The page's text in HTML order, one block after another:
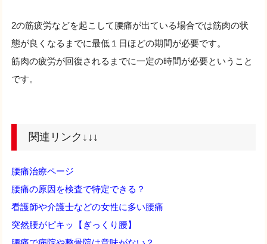
2の筋疲労などを起こして腰痛が出ている場合では筋肉の状
態が良くなるまでに最低１日ほどの期間が必要です。
筋肉の疲労が回復されるまでに一定の時間が必要ということ
です。
関連リンク↓↓↓
腰痛治療ページ
腰痛の原因を検査で特定できる？
看護師や介護士などの女性に多い腰痛
突然腰がピキッ【ぎっくり腰】